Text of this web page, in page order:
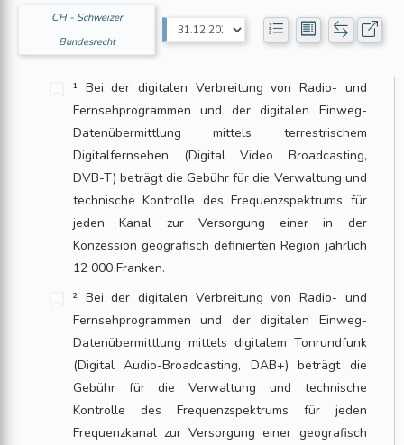
CH - Schweizer
Bundesrecht
¹ Bei der digitalen Verbreitung von Radio- und
Fernsehprogrammen und der digitalen Einweg-
Datenübermittlung mittels terrestrischem
Digitalfernsehen (Digital Video Broadcasting,
DVB-T) beträgt die Gebühr für die Verwaltung und
technische Kontrolle des Frequenzspektrums für
jeden Kanal zur Versorgung einer in der
Konzession geografisch definierten Region jährlich
12 000 Franken.
² Bei der digitalen Verbreitung von Radio- und
Fernsehprogrammen und der digitalen Einweg-
Datenübermittlung mittels digitalem Tonrundfunk
(Digital Audio-Broadcasting, DAB+) beträgt die
Gebühr für die Verwaltung und technische
Kontrolle des Frequenzspektrums für jeden
Frequenzkanal zur Versorgung einer geografisch